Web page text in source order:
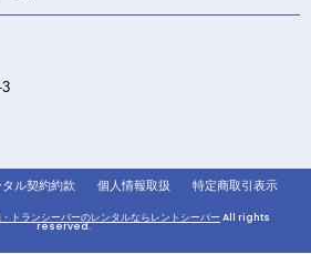
ル契約約款 個人情報取扱 特定商取引表示
トランシーバーのレンタルならレントシーバーAll rights
reserved.